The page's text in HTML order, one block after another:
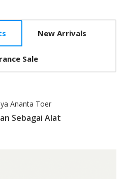
New Arrivals
Sale
Ananta Toer
Sebagai Alat